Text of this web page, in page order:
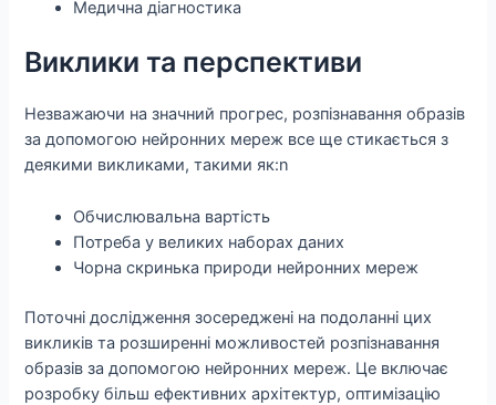
Медична діагностика
Виклики та перспективи
Незважаючи на значний прогрес, розпізнавання образів
за допомогою нейронних мереж все ще стикається з
деякими викликами, такими як:n
Обчислювальна вартість
Потреба у великих наборах даних
Чорна скринька природи нейронних мереж
Поточні дослідження зосереджені на подоланні цих
викликів та розширенні можливостей розпізнавання
образів за допомогою нейронних мереж. Це включає
розробку більш ефективних архітектур, оптимізацію